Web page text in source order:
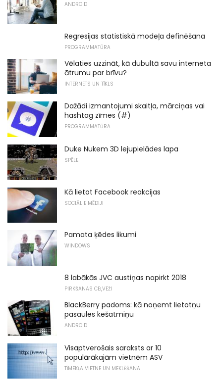
ANDROID
Regresijas statistiskā modeļa definēšana
PROGRAMMATŪRA
Vēlaties uzzināt, kā dubultā savu interneta
ātrumu par brīvu?
INTERNETS UN TĪKLS
Dažādi izmantojumi skaitļa, mārciņas vai
hashtag zīmes (#)
PROGRAMMATŪRA
Duke Nukem 3D lejupielādes lapa
SPĒLE
Kā lietot Facebook reakcijas
SOCIĀLIE MĒDIJI
Pamata ķēdes likumi
WINDOWS
8 labākās JVC austiņas nopirkt 2018
PIRKŠANAS CEĻVEŽI
BlackBerry padoms: kā noņemt lietotņu
pasaules kešatmiņu
ANDROID
Visaptverošais saraksts ar 10
populārākajām vietnēm ASV
TĪMEKĻA VIETNE UN MEKLĒŠANA